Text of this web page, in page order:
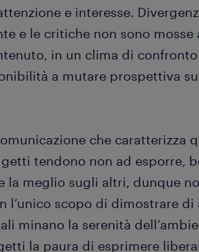
e interesse.
e le critiche non sono mosse
in un clima di
a mutare prospettiva
che caratterizza
tendono non ad esporre,
la meglio sugli altri, dunque
l’unico scopo di dimostrare di
minano la serenità
la paura di esprimere